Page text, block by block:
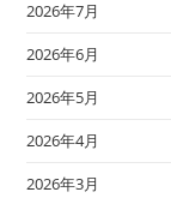
2026年7月
2026年6月
2026年5月
2026年4月
2026年3月